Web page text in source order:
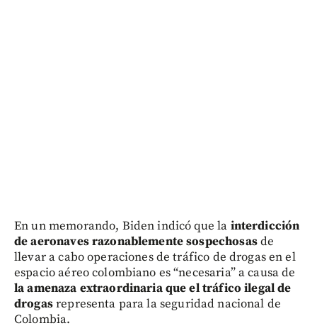
En un memorando, Biden indicó que la interdicción
de aeronaves razonablemente sospechosasde
llevar a cabo operaciones de tráfico de drogas en el
espacio aéreo colombiano es “necesaria” a causa de
la amenaza extraordinaria que el tráfico ilegal de
drogasrepresenta para la seguridad nacional de
Colombia.